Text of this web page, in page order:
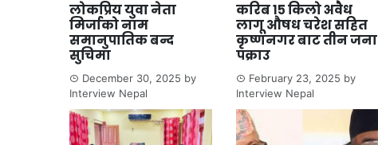
लोकप्रिय युवा नेता
मिर्जाको नाम
समानुपातिक बन्द
सुचिमा
December 30, 2025 by
Interview Nepal
करिब १५ किलो अवैध
लागू औषध चरेश सहित
कृष्णनगर बाट तीन जना
पक्राउ
February 23, 2025 by
Interview Nepal